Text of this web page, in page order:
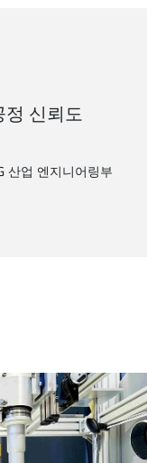
정 신뢰도
산업 엔지니어링부